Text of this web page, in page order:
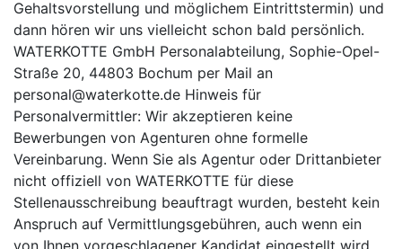
Gehalts­vorstellung und möglichem Eintrittstermin) und
dann hören wir uns vielleicht schon bald persönlich.
WATERKOTTE GmbH Personalabteilung, Sophie-Opel-
Straße 20, 44803 Bochum per Mail an
personal@waterkotte.de Hinweis für
Personalvermittler: Wir akzeptieren keine
Bewerbungen von Agenturen ohne formelle
Vereinbarung. Wenn Sie als Agentur oder Drittanbieter
nicht offiziell von WATERKOTTE für diese
Stellenausschreibung beauftragt wurden, besteht kein
Anspruch auf Vermittlungsgebühren, auch wenn ein